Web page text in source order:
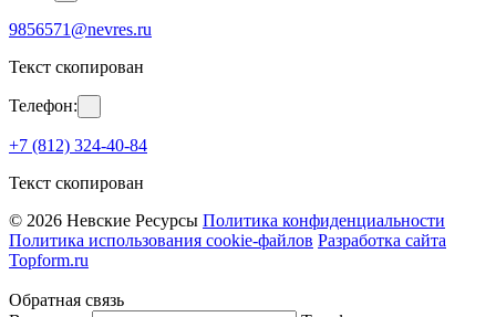
9856571@nevres.ru
Текст скопирован
Телефон:
+7 (812) 324-40-84
Текст скопирован
© 2026 Невские Ресурсы Политика конфиденциальности
Политика использования cookie-файлов Разработка сайта
Topform.ru
Обратная связь